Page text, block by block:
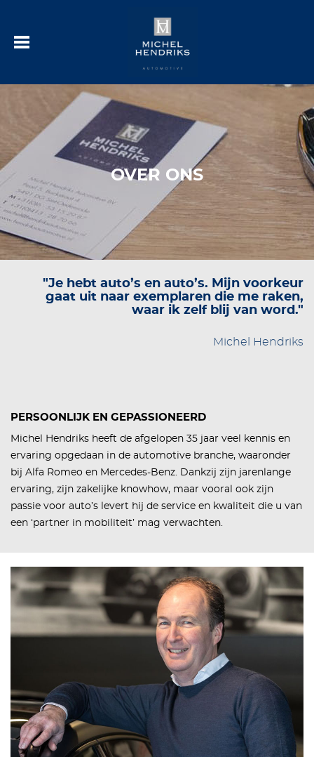
OVER ONS
"Je hebt auto’s en auto’s. Mijn voorkeur
gaat uit naar exemplaren die me raken,
waar ik zelf blij van word."
Michel Hendriks
PERSOONLIJK EN GEPASSIONEERD
Michel Hendriks heeft de afgelopen 35 jaar veel kennis en
ervaring opgedaan in de automotive branche, waaronder
bij Alfa Romeo en Mercedes-Benz. Dankzij zijn jarenlange
ervaring, zijn zakelijke knowhow, maar vooral ook zijn
passie voor auto’s levert hij de service en kwaliteit die u van
een ‘partner in mobiliteit’ mag verwachten.